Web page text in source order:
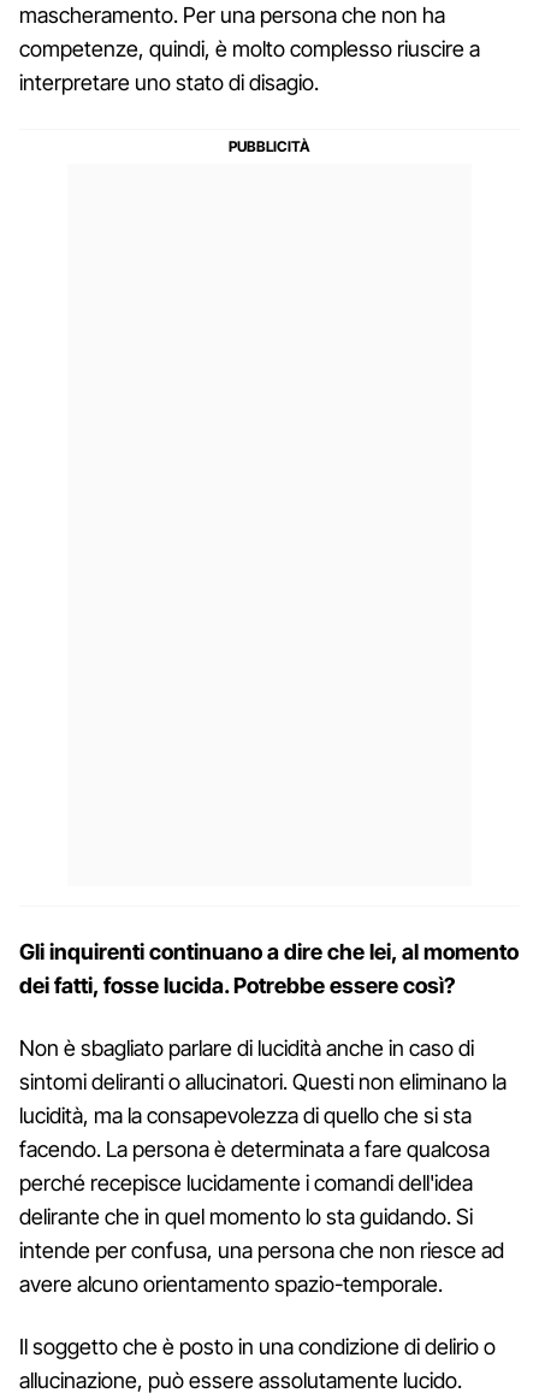
mascheramento. Per una persona che non ha
competenze, quindi, è molto complesso riuscire a
interpretare uno stato di disagio.
Gli inquirenti continuano a dire che lei, al momento
dei fatti, fosse lucida. Potrebbe essere così?
Non è sbagliato parlare di lucidità anche in caso di
sintomi deliranti o allucinatori. Questi non eliminano la
lucidità, ma la consapevolezza di quello che si sta
facendo. La persona è determinata a fare qualcosa
perché recepisce lucidamente i comandi dell'idea
delirante che in quel momento lo sta guidando. Si
intende per confusa, una persona che non riesce ad
avere alcuno orientamento spazio-temporale.
Il soggetto che è posto in una condizione di delirio o
allucinazione, può essere assolutamente lucido.